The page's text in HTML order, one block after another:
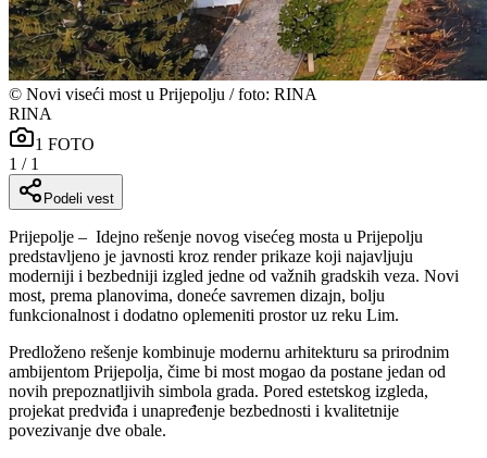
© Novi viseći most u Prijepolju / foto: RINA
RINA
1 FOTO
1 / 1
Podeli vest
Prijepolje – Idejno rešenje novog visećeg mosta u Prijepolju
predstavljeno je javnosti kroz render prikaze koji najavljuju
moderniji i bezbedniji izgled jedne od važnih gradskih veza. Novi
most, prema planovima, doneće savremen dizajn, bolju
funkcionalnost i dodatno oplemeniti prostor uz reku Lim.
Predloženo rešenje kombinuje modernu arhitekturu sa prirodnim
ambijentom Prijepolja, čime bi most mogao da postane jedan od
novih prepoznatljivih simbola grada. Pored estetskog izgleda,
projekat predviđa i unapređenje bezbednosti i kvalitetnije
povezivanje dve obale.